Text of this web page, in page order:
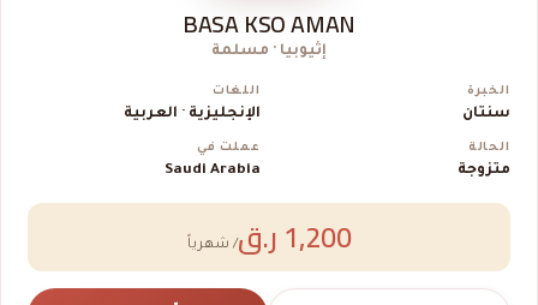
BASA KSO AMAN
إثيوبيا · مسلمة
الخبرة
سنتان
اللغات
الإنجليزية · العربية
الحالة
متزوجة
عملت في
Saudi Arabia
1,200 ر.ق / شهرياً